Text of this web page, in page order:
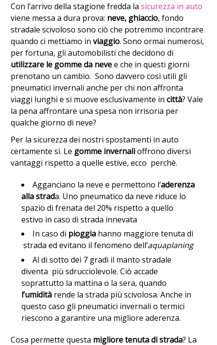
Con l’arrivo della stagione fredda lasicurezza in auto
viene messa a dura prova: neve, ghiaccio, fondo
stradale scivoloso sono ciò che potremmo incontrare
quando ci mettiamo inviaggio. Sono ormai numerosi,
per fortuna, gli automobilisti che decidono di
utilizzare le gomme da nevee che in questi giorni
prenotano un cambio. Sono davvero così utili gli
pneumatici invernali anche per chi non affronta
viaggi lunghi e si muove esclusivamente incittà? Vale
la pena affrontare una spesa non irrisoria per
qualche giorno di neve?
Per la sicurezza dei nostri spostamenti in auto
certamente sì. Le gomme invernalioffrono diversi
vantaggi rispetto a quelle estive, ecco perchè.
Agganciano la neve e permettono l’aderenza
alla strada. Uno pneumatico da neve riduce lo
spazio di frenata del 20% rispetto a quello
estivo in caso di strada innevata
In caso di pioggiahanno maggiore tenuta di
strada ed evitano il fenomeno dell’aquaplaning
Al di sotto dei 7 gradi il manto stradale
diventa più sdrucciolevole. Ciò accade
soprattutto la mattina o la sera, quando
l’umiditàrende la strada più scivolosa. Anche in
questo caso gli pneumatici invernali o termici
riescono a garantire una migliore aderenza.
Cosa permette questa migliore tenuta di strada? La